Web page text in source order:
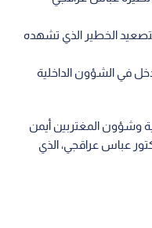
الخطير الذي تشهده
في الشؤون الداخلية
وشؤون المغتربين أيمن
عباس عراقجي، الذي